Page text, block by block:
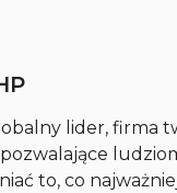
lider, firma
to, co